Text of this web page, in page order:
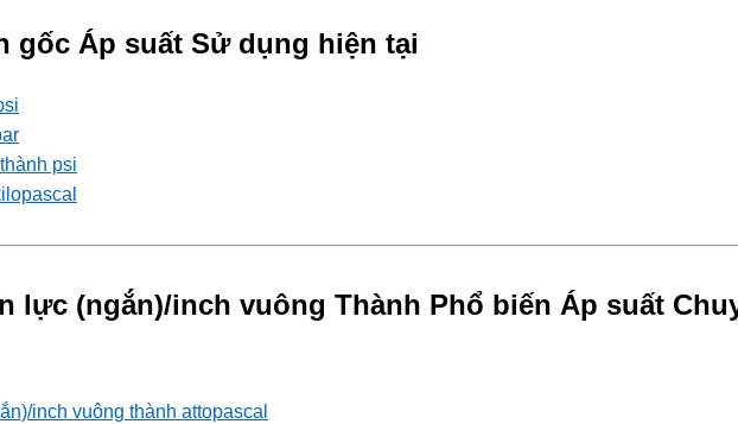
gốc Áp suất Sử dụng hiện tại
psi
lực (ngắn)/inch vuông Thành Phổ biến Áp suất
inch vuông thành attopascal